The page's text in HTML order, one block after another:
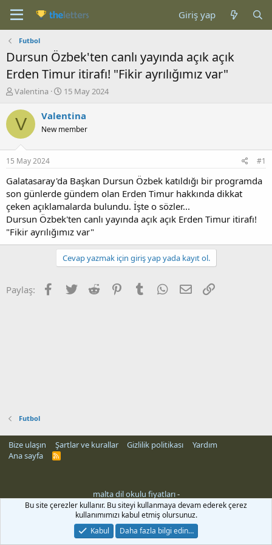
Giriş yap
Futbol
Dursun Özbek'ten canlı yayında açık açık
Erden Timur itirafı! "Fikir ayrılığımız var"
K
n
b
u
u
b
a
l
a
t
a
n
Valentina
B
ş
a
ç
a
r
i
h
i
15 May 2024
V Valentina
New member
15 May 2024 #1
Galatasaray'da Başkan Dursun Özbek katıldığı bir programda
son günlerde gündem olan Erden Timur hakkında dikkat
çeken açıklamalarda bulundu. İşte o sözler...
Dursun Özbek'ten canlı yayında açık açık Erden Timur itirafı!
"Fikir ayrılığımız var"
Cevap yazmak için giriş yap yada kayıt ol.
Paylaş: Facebook
Twitter Reddit PinterestTumblr WhatsApp
E-posta
Futbol
Bize ulaşın Şartlar ve kurallar Gizlilik politikası
Yardım
Ana sayfa
R
malta dil okulu fiyatları-
Bu site çerezler kullanır. Bu siteyi kullanmaya devam ederek çerez
kullanımımızı kabul etmiş olursunuz.
Kabul
Daha fazla bilgi edin…